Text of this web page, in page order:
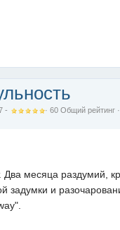
- ·60 Общий рейтинг
месяца раздумий,
задумки и